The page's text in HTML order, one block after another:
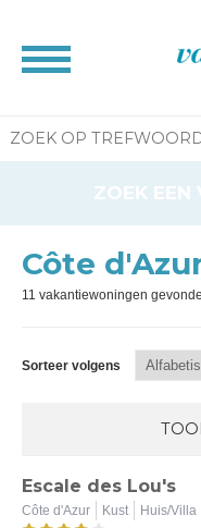
CONTACT
RESERVATIE INFO
NEWS
ZOEK EEN
Côte
11 vakantiewoningen
Sorteer volgens
Huisdieren
Ja (3)
Escale des Lou's
Côte d'Azur Kust Huis/Villa